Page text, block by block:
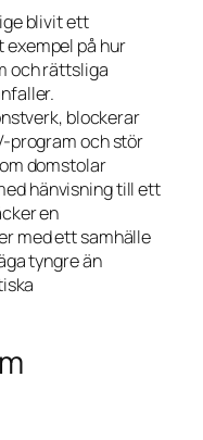
blivit ett
på hur
och rättsliga
blockerar
program och stör
domstolar
hänvisning till ett
en
med ett samhälle
tyngre än